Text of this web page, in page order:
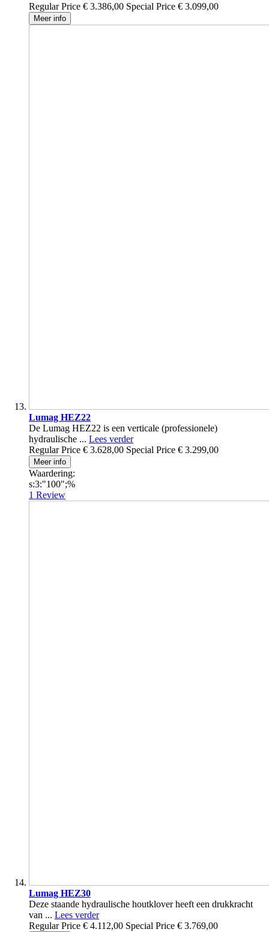
Regular Price € 3.386,00 Special Price € 3.099,00
Meer info
Lumag HEZ22
De Lumag HEZ22 is een verticale (professionele)
hydraulische ... Lees verder
Regular Price € 3.628,00 Special Price € 3.299,00
Meer info
Waardering:
s:3:"100";%
1 Review
Lumag HEZ30
Deze staande hydraulische houtklover heeft een drukkracht
van ... Lees verder
Regular Price € 4.112,00 Special Price € 3.769,00